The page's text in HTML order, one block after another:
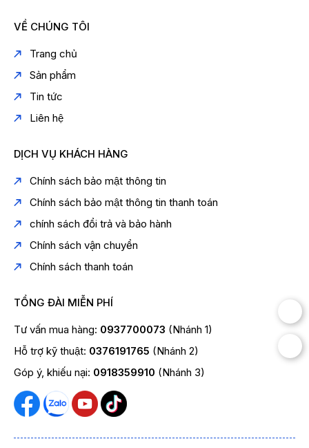
VỀ CHÚNG TÔI
Trang chủ
Sản phẩm
Tin tức
Liên hệ
DỊCH VỤ KHÁCH HÀNG
Chính sách bảo mật thông tin
Chính sách bảo mật thông tin thanh toán
chính sách đổi trả và bảo hành
Chính sách vận chuyển
Chính sách thanh toán
TỔNG ĐÀI MIỄN PHÍ
Tư vấn mua hàng: 0937700073 (Nhánh 1)
Hỗ trợ kỹ thuật: 0376191765 (Nhánh 2)
Góp ý, khiếu nại: 0918359910 (Nhánh 3)